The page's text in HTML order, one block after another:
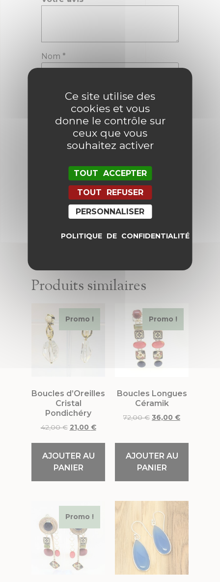
Nom *
E-mail*
Enregistrer mon nom, mon e-mail
et mon site dans le navigateur
Produits similaires
Promo !
Boucles d’Oreilles
Cristal
Pondichéry
42,00€ 21,00 €
AJOUTER AU
PANIER
Promo !
Boucles Longues
Céramik
72,00€ 36,00 €
AJOUTER AU
PANIER
Promo !
Ce site utilise des
cookies et vous
donne le contrôle sur
ceux que vous
souhaitez activer
TOUT ACCEPTER
TOUT REFUSER
PERSONNALISER
POLITIQUE DE CONFIDENTIALITÉ